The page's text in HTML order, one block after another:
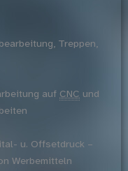
Treppen,
auf CNC und
u. Offsetdruck –
Werbemitteln